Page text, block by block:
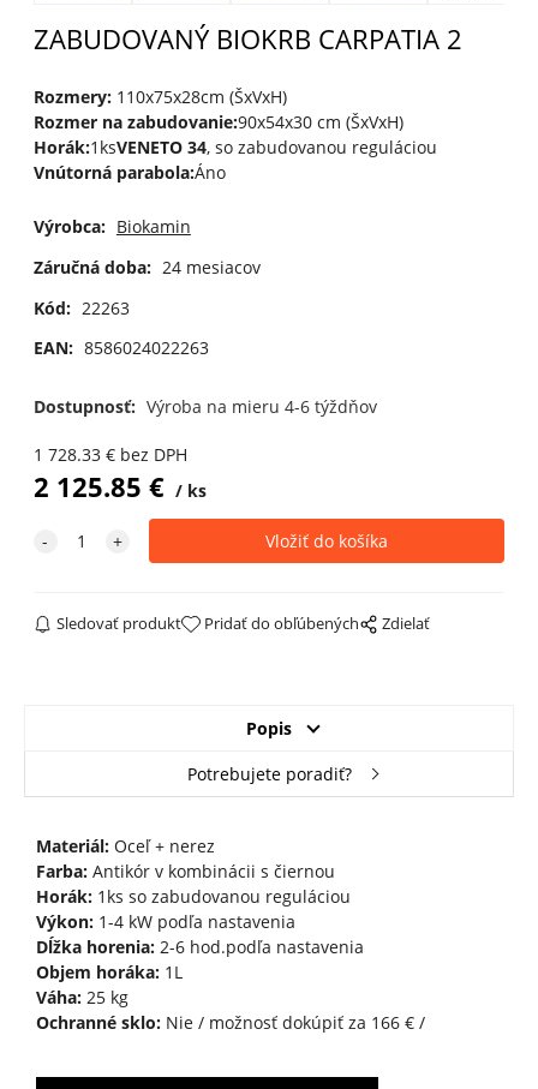
ZABUDOVANÝ BIOKRB CARPATIA 2
Rozmery: 110x75x28cm (ŠxVxH)
Rozmer na zabudovanie:90x54x30 cm (ŠxVxH)
Horák:1ksVENETO 34, so zabudovanou reguláciou
Vnútorná parabola:Áno
Výrobca: Biokamin
Záručná doba: 24 mesiacov
Kód: 22263
EAN: 8586024022263
Dostupnosť: Výroba na mieru 4-6 týždňov
1 728.33€ bez DPH
2 125.85 € ks
Sledovať produkt Pridať do obľúbených Zdielať
Popis
Potrebujete poradiť?
Materiál:Oceľ + nerez
Farba:Antikór v kombinácii s čiernou
Horák:1ks so zabudovanou reguláciou
Výkon:1-4 kW podľa nastavenia
Dĺžka horenia:2-6 hod.podľa nastavenia
Objem horáka:1L
Váha:25 kg
Ochranné sklo:Nie / možnosť dokúpiť za 166 € /